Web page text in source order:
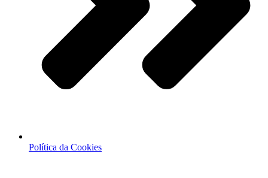
Política da Cookies